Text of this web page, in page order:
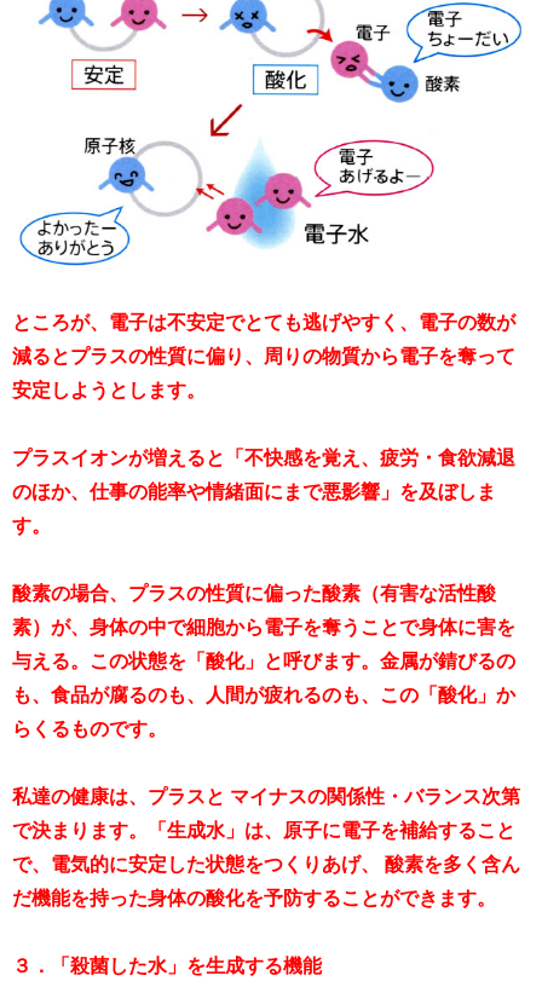
ところが、電子は不安定でとても逃げやすく、電子の数が
減るとプラスの性質に偏り、周りの物質から電子を奪って
安定しようとします。
プラスイオンが増えると「不快感を覚え、疲労・食欲減退
のほか、仕事の能率や情緒面にまで悪影響」を及ぼしま
す。
酸素の場合、プラスの性質に偏った酸素（有害な活性酸
素）が、身体の中で細胞から電子を奪うことで身体に害を
与える。この状態を「酸化」と呼びます。金属が錆びるの
も、食品が腐るのも、人間が疲れるのも、この「酸化」か
らくるものです。
私達の健康は、プラスと マイナスの関係性・バランス次第
で決まります。「生成水」は、原子に電子を補給すること
で、電気的に安定した状態をつくりあげ、 酸素を多く含ん
だ機能を持った身体の酸化を予防することができます。
３．「殺菌した水」を生成する機能